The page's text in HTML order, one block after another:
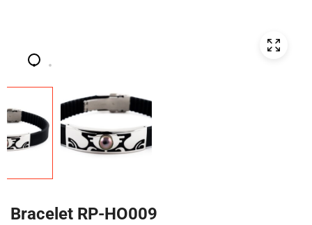
Bracelet RP-HO009